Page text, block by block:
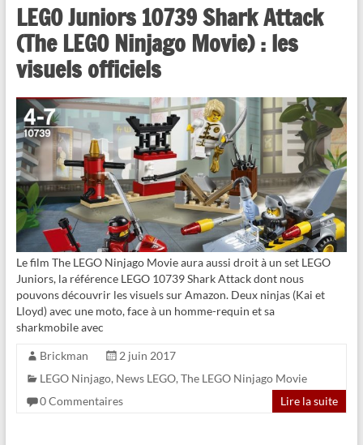
LEGO Juniors 10739 Shark Attack
(The LEGO Ninjago Movie) : les
visuels officiels
Le film The LEGO Ninjago Movie aura aussi droit à un set LEGO
Juniors, la référence LEGO 10739 Shark Attack dont nous
pouvons découvrir les visuels sur Amazon. Deux ninjas (Kai et
Lloyd) avec une moto, face à un homme-requin et sa
sharkmobile avec
Brickman
2 juin 2017
LEGO Ninjago, News LEGO, The LEGO Ninjago Movie
0 Commentaires
Lire la suite